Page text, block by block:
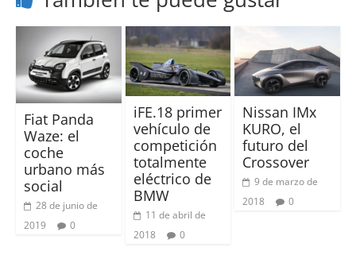
Fiat Panda
Waze: el
coche
urbano más
social
28 de junio de
2019
0
iFE.18 primer
vehículo de
competición
totalmente
eléctrico de
BMW
11 de abril de
2018
0
Nissan IMx
KURO, el
futuro del
Crossover
9 de marzo de
2018
0